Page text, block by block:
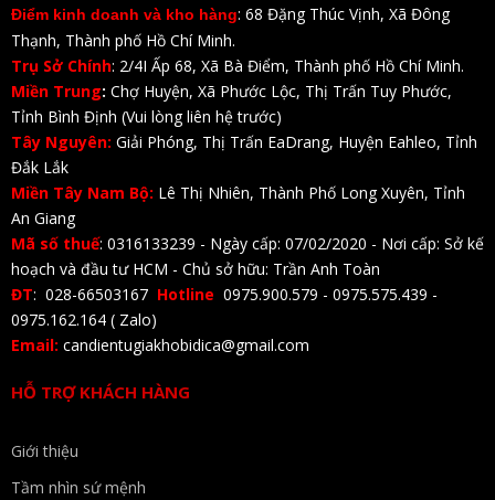
Điểm kinh doanh và kho hàng: 68 Đặng Thúc Vịnh, Xã Đông
Thạnh, Thành phố Hồ Chí Minh.
Trụ Sở Chính: 2/4I Ấp 68, Xã Bà Điểm, Thành phố Hồ Chí Minh.
Miền Trung: Chợ Huyện, Xã Phước Lộc, Thị Trấn Tuy Phước,
Tỉnh Bình Định (Vui lòng liên hệ trước)
Tây Nguyên: Giải Phóng, Thị Trấn EaDrang, Huyện Eahleo, Tỉnh
Đắk Lắk
Miền Tây Nam Bộ: Lê Thị Nhiên, Thành Phố Long Xuyên, Tỉnh
An Giang
Mã số thuế: 0316133239 - Ngày cấp: 07/02/2020 - Nơi cấp: Sở kế
hoạch và đầu tư HCM - Chủ sở hữu: Trần Anh Toàn
ĐT: 028-66503167 Hotline 0975.900.579 - 0975.575.439 -
0975.162.164 ( Zalo)
Email: candientugiakhobidica@gmail.com
HỖ TRỢ KHÁCH HÀNG
Giới thiệu
Tầm nhìn sứ mệnh